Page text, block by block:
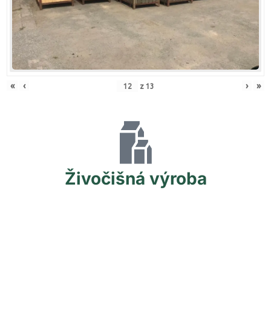
« ‹ z 13 › »
Živočišná výroba